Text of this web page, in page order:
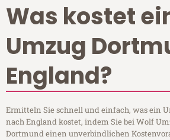
Was kostet
Umzug
England?
Ermitteln Sie schnell und einfach, was ein
nach England kostet, indem Sie bei Wolf
Dortmund einen unverbindlichen